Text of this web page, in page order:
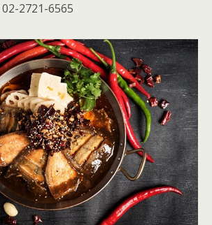
2721-6565